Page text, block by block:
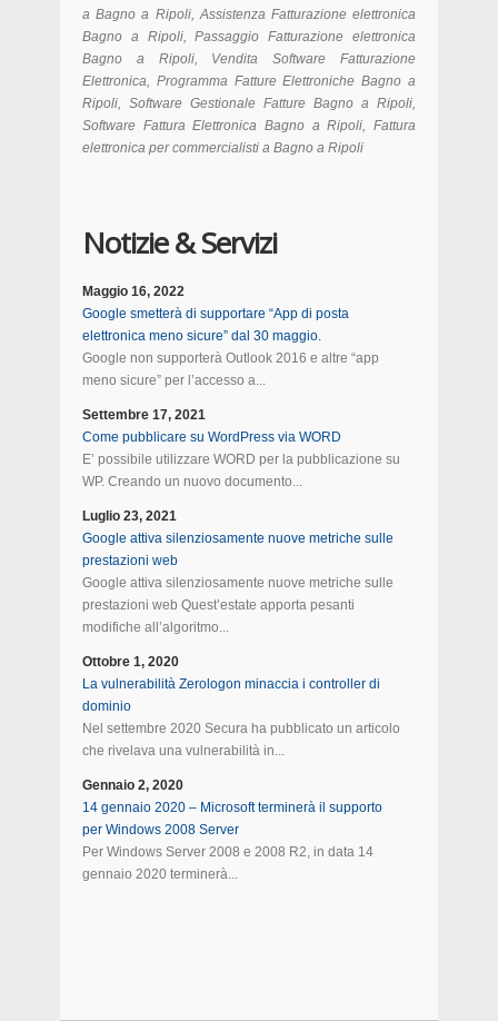
a Bagno a Ripoli, Assistenza Fatturazione elettronica
Bagno a Ripoli, Passaggio Fatturazione elettronica
Bagno a Ripoli, Vendita Software Fatturazione
Elettronica, Programma Fatture Elettroniche Bagno a
Ripoli, Software Gestionale Fatture Bagno a Ripoli,
Software Fattura Elettronica Bagno a Ripoli, Fattura
elettronica per commercialisti a Bagno a Ripoli
Notizie & Servizi
Maggio 16, 2022
Google smetterà di supportare “App di posta
elettronica meno sicure” dal 30 maggio.
Google non supporterà Outlook 2016 e altre “app
meno sicure” per l’accesso a...
Settembre 17, 2021
Come pubblicare su WordPress via WORD
E’ possibile utilizzare WORD per la pubblicazione su
WP. Creando un nuovo documento...
Luglio 23, 2021
Google attiva silenziosamente nuove metriche sulle
prestazioni web
Google attiva silenziosamente nuove metriche sulle
prestazioni web Quest’estate apporta pesanti
modifiche all’algoritmo...
Ottobre 1, 2020
La vulnerabilità Zerologon minaccia i controller di
dominio
Nel settembre 2020 Secura ha pubblicato un articolo
che rivelava una vulnerabilità in...
Gennaio 2, 2020
14 gennaio 2020 – Microsoft terminerà il supporto
per Windows 2008 Server
Per Windows Server 2008 e 2008 R2, in data 14
gennaio 2020 terminerà...